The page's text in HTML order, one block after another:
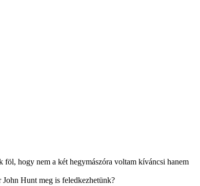
föl, hogy nem a két hegymászóra voltam kíváncsi hanem
Hunt meg is feledkezhetünk?